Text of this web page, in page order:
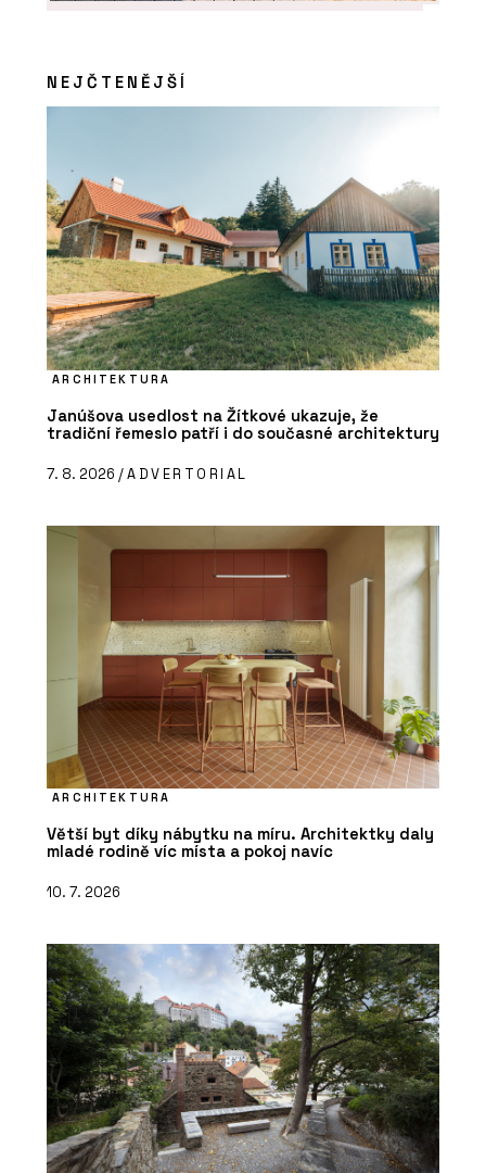
NEJČTENĚJŠÍ
ARCHITEKTURA
Janúšova usedlost na Žítkové ukazuje, že
tradiční řemeslo patří i do současné architektury
7. 8. 2026 /ADVERTORIAL
ARCHITEKTURA
Větší byt díky nábytku na míru. Architektky daly
mladé rodině víc místa a pokoj navíc
10. 7. 2026